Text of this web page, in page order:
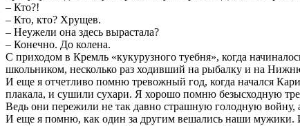
– Кто?!
– Кто, кто? Хрущев.
– Неужели она здесь вырастала?
– Конечно. До колена.
С приходом в Кремль «кукурузного туебня», когда
школьником, несколько раз ходивший на рыбалку и на
И еще я отчетливо помню тревожный год, когда начался
плакала, и сушили сухари. Я хорошо помню безысходную
Ведь они пережили не так давно страшную голодную войну,
И еще я помню, как один за другим вешались наши мужики.